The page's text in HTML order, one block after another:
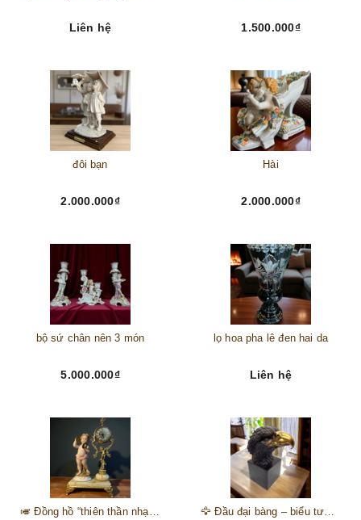
Liên hệ 1.500.000₫
đôi bạn
2.000.000₫
Hài
2.000.000₫
bộ sứ chân nên 3 món
5.000.000₫
lọ hoa pha lê đen hai da
Liên hệ
🎺 Đồng hồ “thiên thần nhạc hội” – tuyệt mỹ phẩm trang trí phong cách hoàng gia 🎼 🦅 Đầu đại bàng – biểu tượng của kẻ chinh phục trên đỉnh núi thành công 🦅